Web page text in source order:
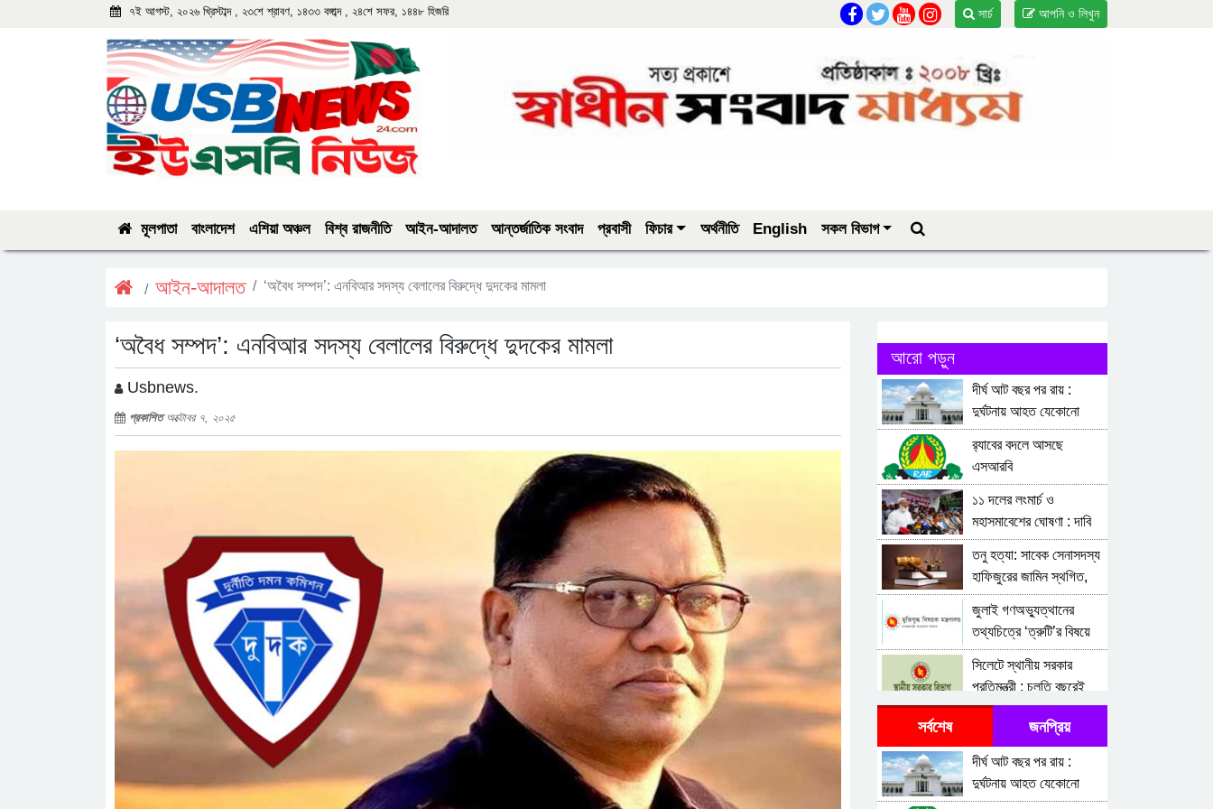
৭ই আগস্ট, ২০২৬ খ্রিস্টাব্দ , ২৩শে শ্রাবণ, ১৪৩৩ বঙ্গাব্দ , ২৪শে সফর, ১৪৪৮ হিজরি আপনি ও লিখুন
সার্চ
মূলপাতা বাংলাদেশ এশিয়া অঞ্চল বিশ্ব রাজনীতি আইন-আদালত আন্তর্জাতিক সংবাদ প্রবাসী ফিচার অর্থনীতি English সকল বিভাগ
আইন-আদালত ‘অবৈধ সম্পদ’: এনবিআর সদস্য বেলালের বিরুদ্ধে দুদকের মামলা
‘অবৈধ সম্পদ’: এনবিআর সদস্য বেলালের বিরুদ্ধে দুদকের মামলা
Usbnews.
প্রকাশিত অক্টোবর ৭, ২০২৫
আরো পড়ুন
দীর্ঘ আট বছর পর রায় :
দুর্ঘটনায় আহত যেকোনো
ব্যক্তিকে সব হাসপাতাল-
ক্লিনিকে প্রাথমিক চিকিৎসা
দিতে নির্দেশনা জারির নির্দেশ
র‍্যাবের বদলে আসছে
এসআরবি
১১ দলের লংমার্চ ও
মহাসমাবেশের ঘোষণা : দাবি
আদায় না হওয়া পর্যন্ত
রাজপথ ছাড়ব না
তনু হত্যা: সাবেক সেনাসদস্য
হাফিজুরের জামিন স্থগিত,
২৪ ঘণ্টার মধ্যে আত্মসমর্পণের
নির্দেশ
জুলাই গণঅভ্যুত্থানের
তথ্যচিত্রে ‘ত্রুটি’র বিষয়ে
মুক্তিযুদ্ধ মন্ত্রণালয়ের দুঃখ
প্রকাশ
সিলেটে স্থানীয় সরকার
প্রতিমন্ত্রী : চলতি বছরেই
স্থানীয় সরকারের পাঁচ স্তরের
জাতিসংঘে জুলাই
জুলাই গণঅভ্যুত্থানে
সর্বশেষ জনপ্রিয়
দীর্ঘ আট বছর পর রায় :
দুর্ঘটনায় আহত যেকোনো
ব্যক্তিকে সব হাসপাতাল-